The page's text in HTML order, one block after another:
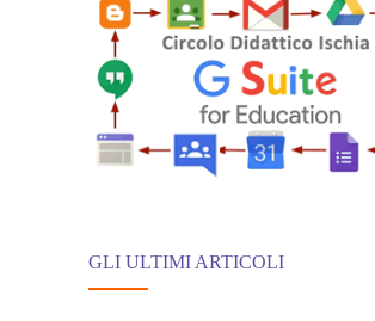
GLI ULTIMI ARTICOLI